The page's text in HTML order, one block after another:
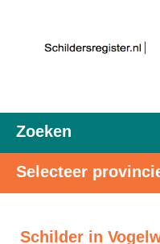
Zoeken
Selecteer
Schilder in